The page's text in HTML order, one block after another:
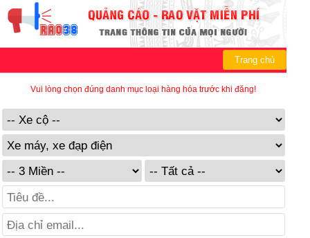
Trang chủ
Vui lòng chọn đúng danh mục loại hàng hóa trước khi đăng!